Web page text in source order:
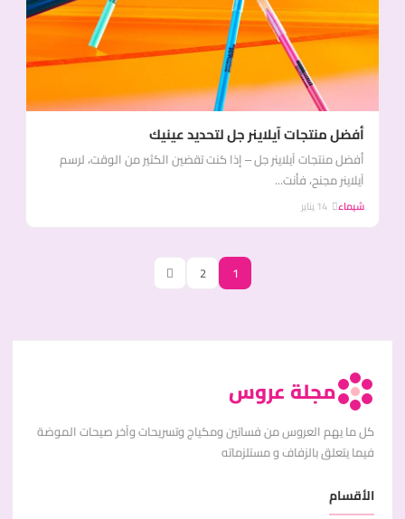
أفضل منتجات آيلاينر جل لتحديد عينيك
أفضل منتجات آيلاينر جل – إذا كنت تقضين الكثير من الوقت، لرسم
آيلاينر مجنح، فأنت...
شيماء
1
2
مجلة عروس
كل ما يهم العروس من فساتين ومكياج وتسريحات وآخر صيحات الموضة
فيما يتعلق بالزفاف و مستلزماته
الأقسام